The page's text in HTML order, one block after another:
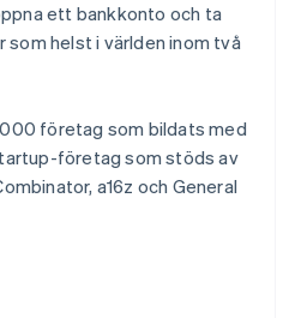
ett bankkonto och ta
som helst i världen inom två
företag som bildats med
företag som stöds av
a16z och General